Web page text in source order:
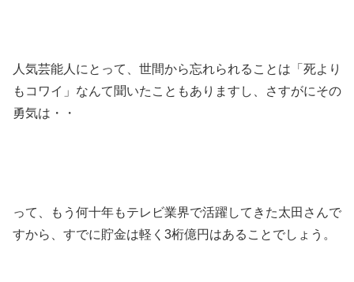
人気芸能人にとって、世間から忘れられることは「死より
もコワイ」なんて聞いたこともありますし、さすがにその
勇気は・・
って、もう何十年もテレビ業界で活躍してきた太田さんで
すから、すでに貯金は軽く3桁億円はあることでしょう。